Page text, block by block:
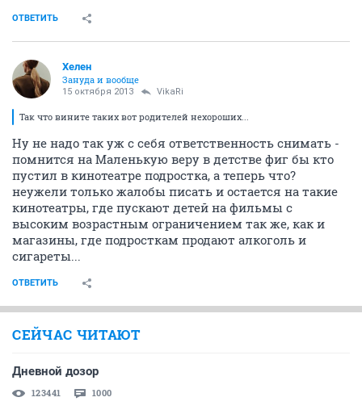
ОТВЕТИТЬ
Хелен
Зануда и вообще
15 октября 2013 VikaRi
Так что вините таких вот родителей нехороших...
Ну не надо так уж с себя ответственность снимать -
помнится на Маленькую веру в детстве фиг бы кто
пустил в кинотеатре подростка, а теперь что?
неужели только жалобы писать и остается на такие
кинотеатры, где пускают детей на фильмы с
высоким возрастным ограничением так же, как и
магазины, где подросткам продают алкоголь и
сигареты...
ОТВЕТИТЬ
СЕЙЧАС ЧИТАЮТ
Дневной дозор
123441 1000